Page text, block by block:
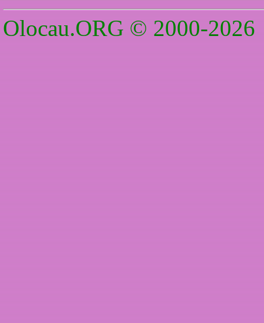
Olocau.ORG © 2000-2026